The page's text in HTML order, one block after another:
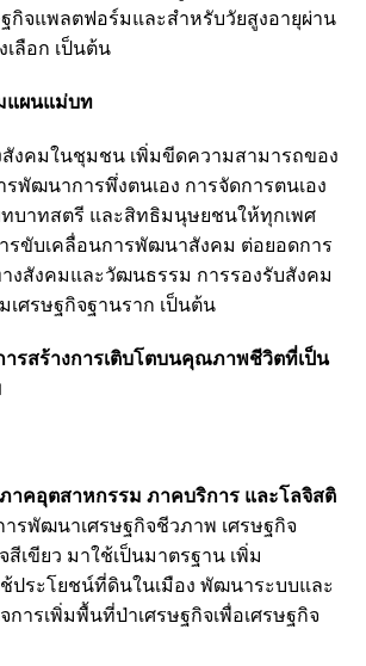
ฐกิจแพลตฟอร์มและสำหรับวัยสูงอายุผ่าน
เลือก เป็นต้น
แผนแม่บท
สังคมในชุมชน เพิ่มขีดความสามารถของ
พัฒนาการพึ่งตนเอง การจัดการตนเอง
ทบาทสตรี และสิทธิมนุษยชนให้ทุกเพศ
รขับเคลื่อนการพัฒนาสังคม ต่อยอดการ
สังคมและวัฒนธรรม การรองรับสังคม
เศรษฐกิจฐานราก เป็นต้น
รสร้างการเติบโตบนคุณภาพชีวิตที่เป็น
าคอุตสาหกรรม ภาคบริการ และโลจิสติ
รพัฒนาเศรษฐกิจชีวภาพ เศรษฐกิจ
สีเขียว มาใช้เป็นมาตรฐาน เพิ่ม
ประโยชน์ที่ดินในเมือง พัฒนาระบบและ
การเพิ่มพื้นที่ป่าเศรษฐกิจเพื่อเศรษฐกิจ